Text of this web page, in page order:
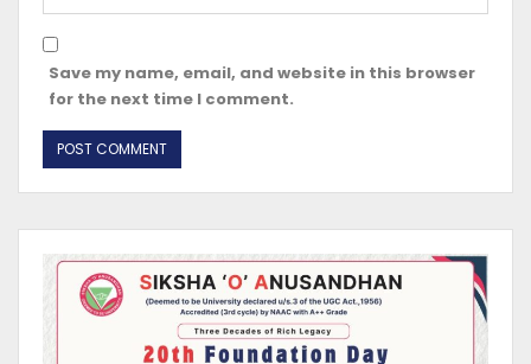
Save my name, email, and website in this browser
for the next time I comment.